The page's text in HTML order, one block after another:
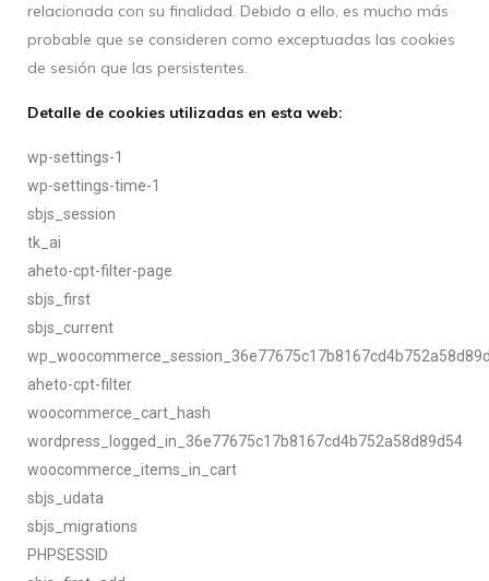
relacionada con su finalidad. Debido a ello, es mucho más
probable que se consideren como exceptuadas las cookies
de sesión que las persistentes.
Detalle de cookies utilizadas en esta web:
wp-settings-1
wp-settings-time-1
sbjs_session
tk_ai
aheto-cpt-filter-page
sbjs_first
sbjs_current
aheto-cpt-filter
woocommerce_cart_hash
wordpress_logged_in_36e77675c17b8167cd4b752a58d89d54
woocommerce_items_in_cart
sbjs_udata
sbjs_migrations
PHPSESSID